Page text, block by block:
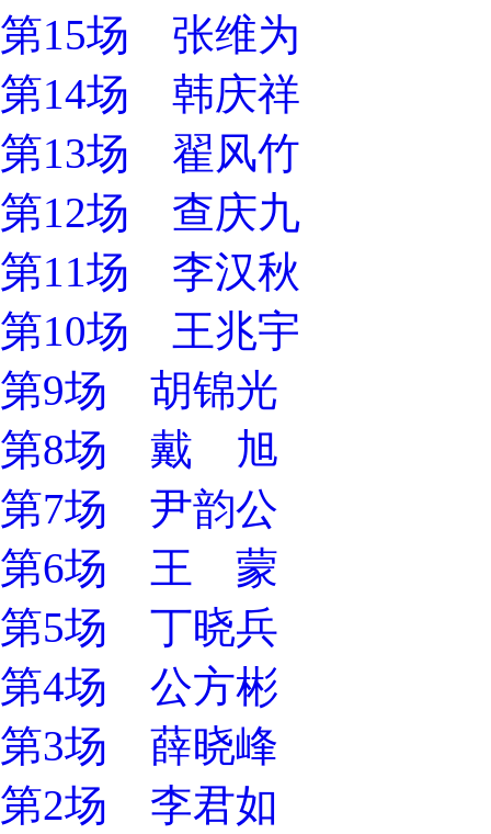
第15场 张维为
第14场 韩庆祥
第13场 翟风竹
第12场 查庆九
第11场 李汉秋
第10场 王兆宇
第9场 胡锦光
第8场 戴 旭
第7场 尹韵公
第6场 王 蒙
第5场 丁晓兵
第4场 公方彬
第3场 薛晓峰
第2场 李君如